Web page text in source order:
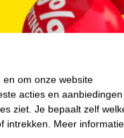
om onze website
acties en
ziet. Je bepaalt zelf
intrekken. Meer